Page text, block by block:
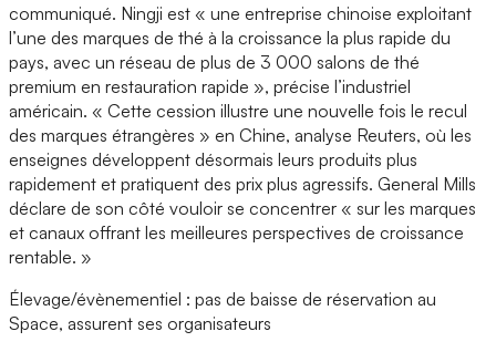
communiqué. Ningji est « une entreprise chinoise exploitant
l’une des marques de thé à la croissance la plus rapide du
pays, avec un réseau de plus de 3 000 salons de thé
premium en restauration rapide », précise l’industriel
américain. « Cette cession illustre une nouvelle fois le recul
des marques étrangères » en Chine, analyse Reuters, où les
enseignes développent désormais leurs produits plus
rapidement et pratiquent des prix plus agressifs. General Mills
déclare de son côté vouloir se concentrer « sur les marques
et canaux offrant les meilleures perspectives de croissance
rentable. »
Élevage/évènementiel : pas de baisse de réservation au
Space, assurent ses organisateurs